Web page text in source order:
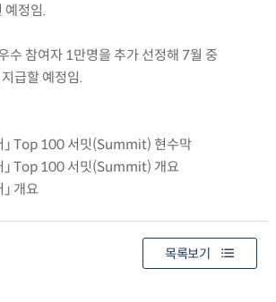
예정임.
수 참여자 1만명을 추가 선정해 7월 중
급할 예정임.
」 Top 100 서밋(Summit) 현수막
」 Top 100 서밋(Summit) 개요
개요
목록보기